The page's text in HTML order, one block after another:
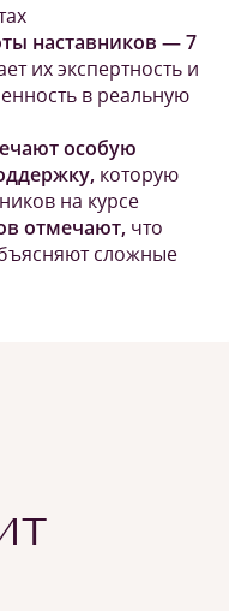
наставников — 7
их экспертность и
в реальную
особую
которую
на курсе
отмечают, что
сложные